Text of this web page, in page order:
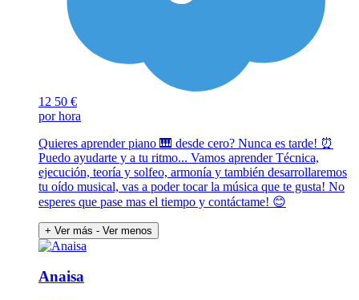
12 50 €
por hora
Quieres aprender piano 🎹 desde cero? Nunca es tarde! ⏰️
Puedo ayudarte y a tu ritmo... Vamos aprender Técnica,
ejecución, teoría y solfeo, armonía y también desarrollaremos
tu oído musical, vas a poder tocar la música que te gusta! No
esperes que pase mas el tiempo y contáctame! 😊
+ Ver más - Ver menos
Anaisa